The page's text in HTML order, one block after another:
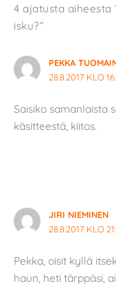
4 ajatusta aiheesta
isku?”
PEKKA
28.8.2017 KLO
Saisiko samanlaista
käsitteestä, kiitos.
JIRI NIEMINEN
28.8.2017 KLO
Pekka, oisit kyllä
haun, heti tärppäsi,